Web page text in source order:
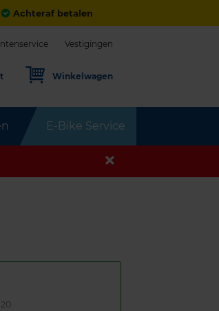
Achteraf betalen
E-Bike Service
Vestigingen
Winkelwagen